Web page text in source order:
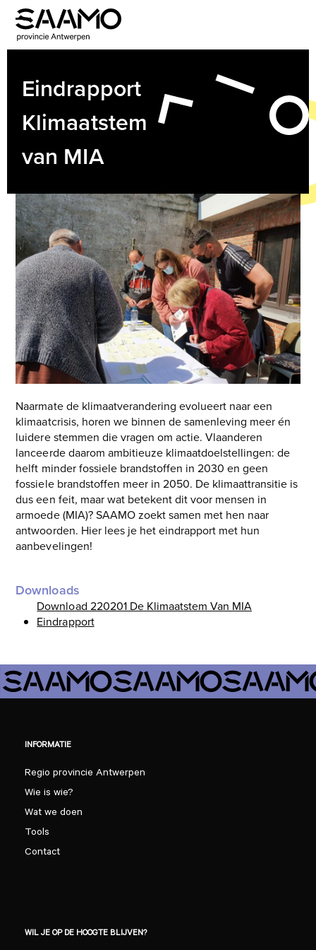
Skip
content
Open
mobile
Close
mobile
Eindrapport
Klimaatstem
van MIA
Naarmate de klimaatverandering evolueert naar een
klimaatcrisis, horen we binnen de samenleving meer én
luidere stemmen die vragen om actie. Vlaanderen
lanceerde daarom ambitieuze klimaatdoelstellingen: de
helft minder fossiele brandstoffen in 2030 en geen
fossiele brandstoffen meer in 2050. De klimaattransitie is
dus een feit, maar wat betekent dit voor mensen in
armoede (MIA)? SAAMO zoekt samen met hen naar
antwoorden. Hier lees je het eindrapport met hun
aanbevelingen!
Downloads
Download 220201 De Klimaatstem Van MIA
Eindrapport
INFORMATIE
Regio provincie Antwerpen
Wie is wie?
Wat we doen
Tools
Contact
WIL JE OP DE HOOGTE BLIJVEN?